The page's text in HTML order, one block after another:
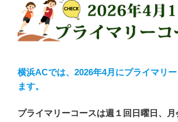
横浜ACでは、2026年4月にプライマリ
ます。
プライマリーコースは週１回日曜日、月